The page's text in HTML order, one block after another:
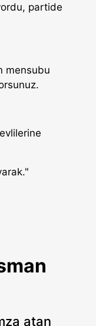
partide
mensubu
atan